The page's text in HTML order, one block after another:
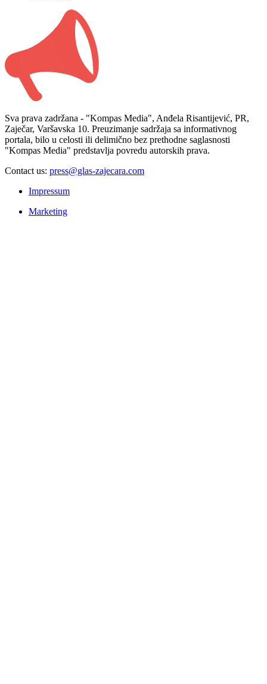
Sva prava zadržana - "Kompas Media", Anđela Risantijević, PR,
Zaječar, Varšavska 10. Preuzimanje sadržaja sa informativnog
portala, bilo u celosti ili delimično bez prethodne saglasnosti
"Kompas Media" predstavlja povredu autorskih prava.
Contact us: press@glas-zajecara.com
Impressum
Marketing